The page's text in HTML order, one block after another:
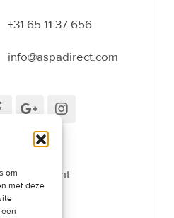
om
met deze
+31 65 11 37 656
info@aspadirect.com